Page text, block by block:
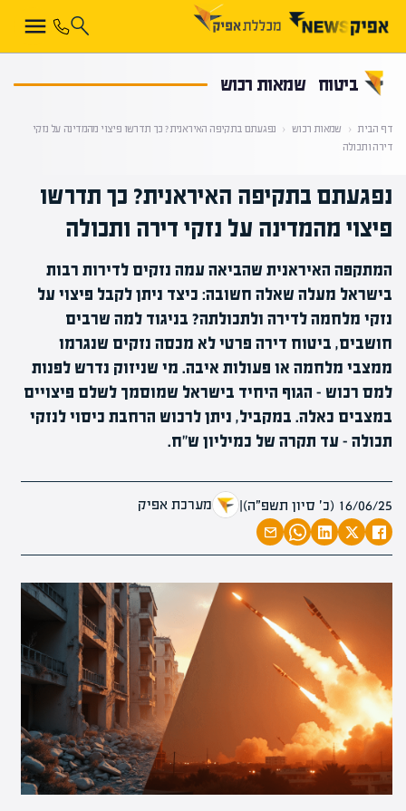
ביטוח שמאות רכוש
דף הבית ‹ שמאות רכוש ‹ נפגעתם בתקיפה האיראנית? כך תדרשו פיצוי מהמדינה על נזקי
דירה ותכולה
נפגעתם בתקיפה האיראנית? כך תדרשו
פיצוי מהמדינה על נזקי דירה ותכולה
המתקפה האיראנית שהביאה עמה נזקים לדירות רבות
בישראל מעלה שאלה חשובה: כיצד ניתן לקבל פיצוי על
נזקי מלחמה לדירה ולתכולתה? בניגוד למה שרבים
חושבים, ביטוח דירה פרטי לא מכסה נזקים שנגרמו
ממצבי מלחמה או פעולות איבה. מי שניזוק נדרש לפנות
למס רכוש – הגוף היחיד בישראל שמוסמך לשלם פיצויים
במצבים כאלה. במקביל, ניתן לרכוש הרחבת כיסוי לנזקי
תכולה – עד תקרה של כמיליון ש"ח.
16/06/25 (כ׳ סיון תשפ״ה) | מערכת אפיק